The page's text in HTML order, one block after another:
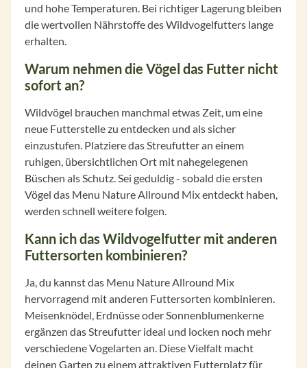
und hohe Temperaturen. Bei richtiger Lagerung bleiben
die wertvollen Nährstoffe des Wildvogelfutters lange
erhalten.
Warum nehmen die Vögel das Futter nicht
sofort an?
Wildvögel brauchen manchmal etwas Zeit, um eine
neue Futterstelle zu entdecken und als sicher
einzustufen. Platziere das Streufutter an einem
ruhigen, übersichtlichen Ort mit nahegelegenen
Büschen als Schutz. Sei geduldig - sobald die ersten
Vögel das Menu Nature Allround Mix entdeckt haben,
werden schnell weitere folgen.
Kann ich das Wildvogelfutter mit anderen
Futtersorten kombinieren?
Ja, du kannst das Menu Nature Allround Mix
hervorragend mit anderen Futtersorten kombinieren.
Meisenknödel, Erdnüsse oder Sonnenblumenkerne
ergänzen das Streufutter ideal und locken noch mehr
verschiedene Vogelarten an. Diese Vielfalt macht
deinen Garten zu einem attraktiven Futterplatz für